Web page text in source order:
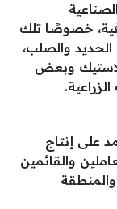
خصوصًا تلك
والصلب،
وبعض
على إنتاج
والقائمين